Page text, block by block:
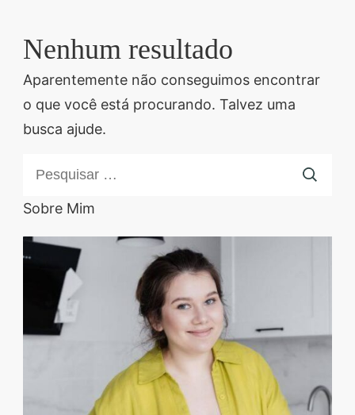
saudáveis e práticas,
além de dicas exclusivas
que vão facilitar sua
um almoço delicioso,
na boca? Nós temos
tudo o que você
precisa! Explore nosso
site e descubra técnicas
culinárias incríveis,
segredos valiosos e
receitas rápidas e fáceis
Nenhum resultado
Aparentemente não conseguimos encontrar
o que você está procurando. Talvez uma
busca ajude.
Sobre Mim